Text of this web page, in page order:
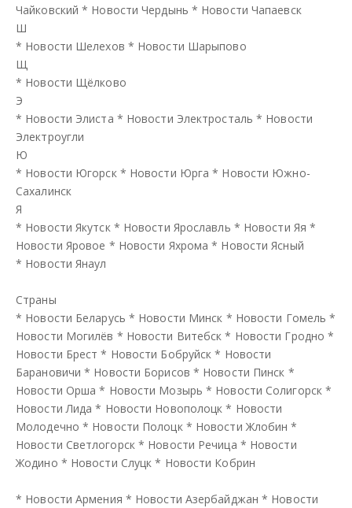
Чайковский * Новости Чердынь * Новости Чапаевск
Ш
* Новости Шелехов * Новости Шарыпово
Щ
* Новости Щёлково
Э
* Новости Элиста * Новости Электросталь * Новости
Электроугли
Ю
* Новости Югорск * Новости Юрга * Новости Южно-
Сахалинск
Я
* Новости Якутск * Новости Ярославль * Новости Яя *
Новости Яровое * Новости Яхрома * Новости Ясный
* Новости Янаул
Страны
* Новости Беларусь * Новости Минск * Новости Гомель *
Новости Могилёв * Новости Витебск * Новости Гродно *
Новости Брест * Новости Бобруйск * Новости
Барановичи * Новости Борисов * Новости Пинск *
Новости Орша * Новости Мозырь * Новости Солигорск *
Новости Лида * Новости Новополоцк * Новости
Молодечно * Новости Полоцк * Новости Жлобин *
Новости Светлогорск * Новости Речица * Новости
Жодино * Новости Слуцк * Новости Кобрин
* Новости Армения * Новости Азербайджан * Новости